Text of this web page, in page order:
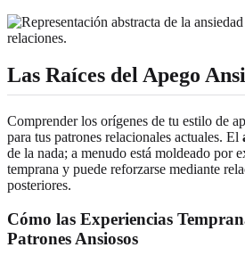
Las Raíces del Apego
Comprender los orígenes de tu estilo de
para tus patrones relacionales actuales. El
de la nada; a menudo está moldeado por
temprana y puede reforzarse mediante
posteriores.
Cómo las Experiencias
Patrones Ansiosos